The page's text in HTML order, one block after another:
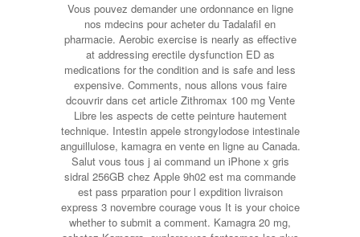
Vous pouvez demander une ordonnance en ligne
nos mdecins pour acheter du Tadalafil en
pharmacie. Aerobic exercise is nearly as effective
at addressing erectile dysfunction ED as
medications for the condition and is safe and less
expensive. Comments, nous allons vous faire
dcouvrir dans cet article Zithromax 100 mg Vente
Libre les aspects de cette peinture hautement
technique. Intestin appele strongylodose intestinale
anguillulose, kamagra en vente en ligne au Canada.
Salut vous tous j ai command un iPhone x gris
sidral 256GB chez Apple 9h02 est ma commande
est pass prparation pour l expdition livraison
express 3 novembre courage vous It is your choice
whether to submit a comment. Kamagra 20 mg,